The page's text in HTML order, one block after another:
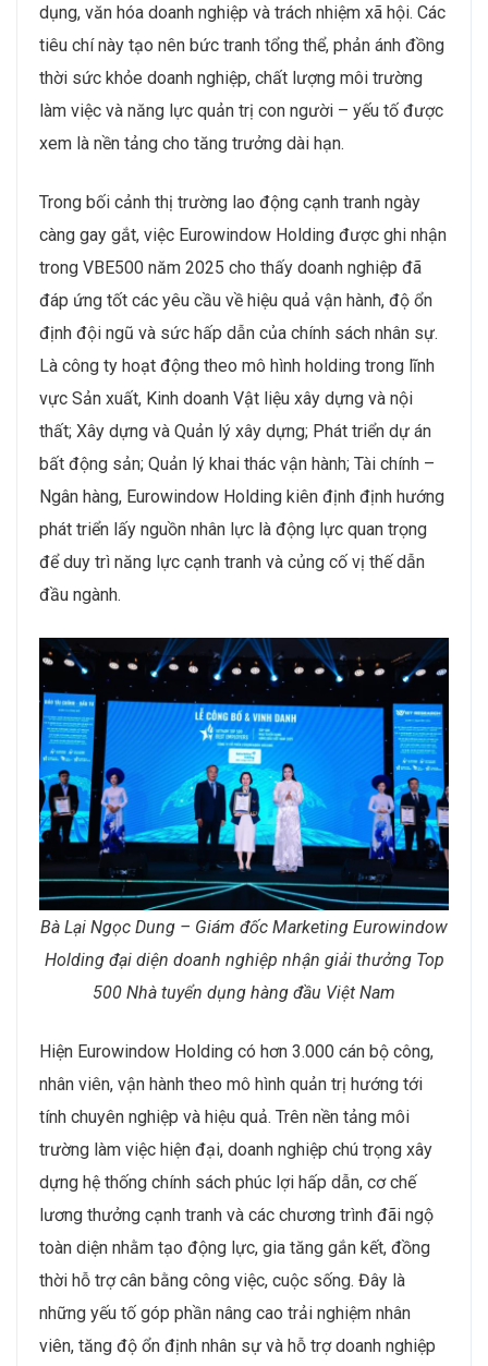
dụng, văn hóa doanh nghiệp và trách nhiệm xã hội. Các
tiêu chí này tạo nên bức tranh tổng thể, phản ánh đồng
thời sức khỏe doanh nghiệp, chất lượng môi trường
làm việc và năng lực quản trị con người – yếu tố được
xem là nền tảng cho tăng trưởng dài hạn.
Trong bối cảnh thị trường lao động cạnh tranh ngày
càng gay gắt, việc Eurowindow Holding được ghi nhận
trong VBE500 năm 2025 cho thấy doanh nghiệp đã
đáp ứng tốt các yêu cầu về hiệu quả vận hành, độ ổn
định đội ngũ và sức hấp dẫn của chính sách nhân sự.
Là công ty hoạt động theo mô hình holding trong lĩnh
vực Sản xuất, Kinh doanh Vật liệu xây dựng và nội
thất; Xây dựng và Quản lý xây dựng; Phát triển dự án
bất động sản; Quản lý khai thác vận hành; Tài chính –
Ngân hàng, Eurowindow Holding kiên định định hướng
phát triển lấy nguồn nhân lực là động lực quan trọng
để duy trì năng lực cạnh tranh và củng cố vị thế dẫn
đầu ngành.
Bà Lại Ngọc Dung – Giám đốc Marketing Eurowindow
Holding đại diện doanh nghiệp nhận giải thưởng Top
500 Nhà tuyển dụng hàng đầu Việt Nam
Hiện Eurowindow Holding có hơn 3.000 cán bộ công,
nhân viên, vận hành theo mô hình quản trị hướng tới
tính chuyên nghiệp và hiệu quả. Trên nền tảng môi
trường làm việc hiện đại, doanh nghiệp chú trọng xây
dựng hệ thống chính sách phúc lợi hấp dẫn, cơ chế
lương thưởng cạnh tranh và các chương trình đãi ngộ
toàn diện nhằm tạo động lực, gia tăng gắn kết, đồng
thời hỗ trợ cân bằng công việc, cuộc sống. Đây là
những yếu tố góp phần nâng cao trải nghiệm nhân
viên, tăng độ ổn định nhân sự và hỗ trợ doanh nghiệp